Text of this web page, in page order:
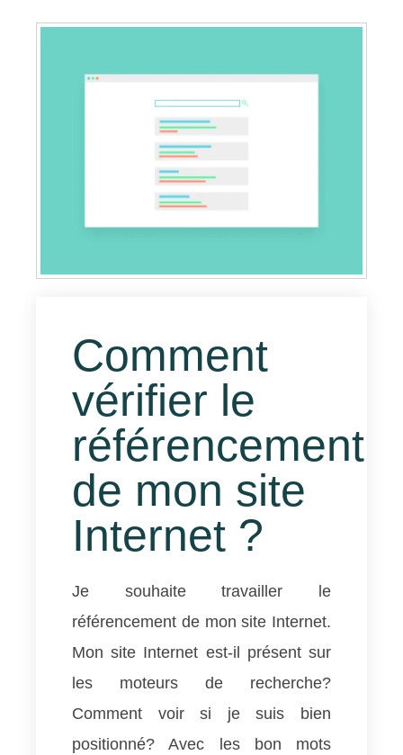
Comment
vérifier le
référencement
de mon site
Internet ?
Je souhaite travailler le
référencement de mon site Internet.
Mon site Internet est-il présent sur
les moteurs de recherche?
Comment voir si je suis bien
positionné? Avec les bon mots